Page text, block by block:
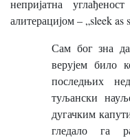
непријатна
алитерацијом – „sleek as
Сам бог зна
верујем било
последњих
туљански
дугачким
гледало га